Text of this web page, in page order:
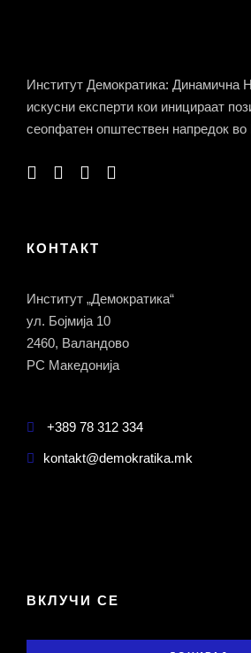
Институт Демократика:
искусни експерти кои иницираат
сеопфатен општествен напредок
КОНТАКТ
Институт „Демократика“
ул. Бојмија 10
2460, Валандово
РС Македонија
+389 78 312 334
kontakt@demokratika.mk
ВКЛУЧИ СЕ